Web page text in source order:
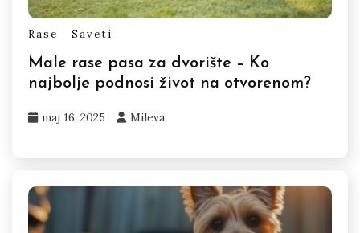
Rase Saveti
Male rase pasa za dvorište – Ko
najbolje podnosi život na otvorenom?
maj 16, 2025 Mileva